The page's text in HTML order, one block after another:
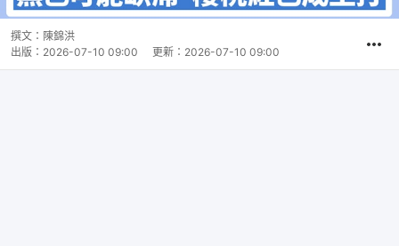
撰文： 陳錦洪
出版： 2026-07-10 09:00 更新： 2026-07-10 09:00